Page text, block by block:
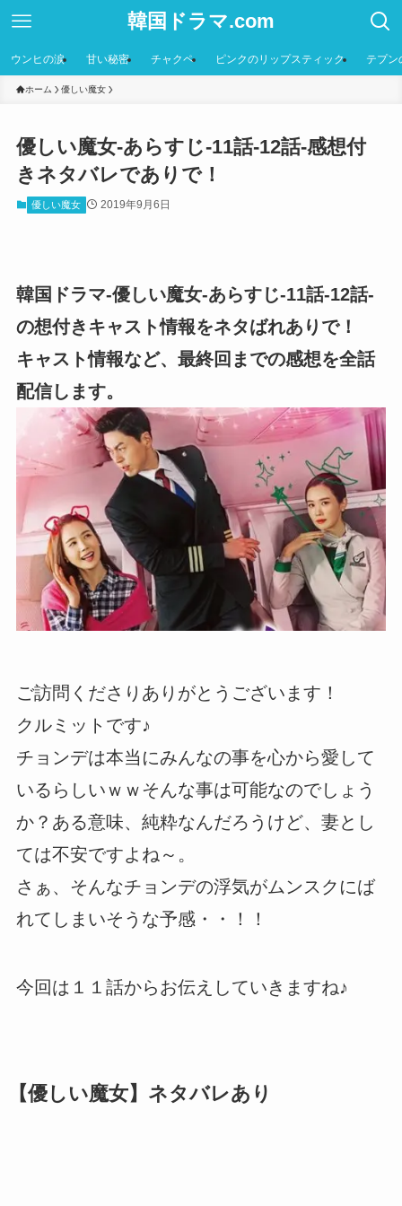
韓国ドラマ.com
ウンヒの涙 甘い秘密 チャクペ ピンクのリップスティック テプン
ホーム 優しい魔女
優しい魔女-あらすじ-11話-12話-感想付
きネタバレでありで！
優しい魔女 2019年9月6日
韓国ドラマ-優しい魔女-あらすじ-11話-12話-
の想付きキャスト情報をネタばれありで！
キャスト情報など、最終回までの感想を全話
配信します。
ご訪問くださりありがとうございます！
クルミットです♪
チョンデは本当にみんなの事を心から愛して
いるらしいｗｗそんな事は可能なのでしょう
か？ある意味、純粋なんだろうけど、妻とし
ては不安ですよね～。
さぁ、そんなチョンデの浮気がムンスクにば
れてしまいそうな予感・・！！
今回は１１話からお伝えしていきますね♪
【優しい魔女】ネタバレあり